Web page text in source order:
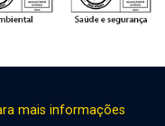
mais informações